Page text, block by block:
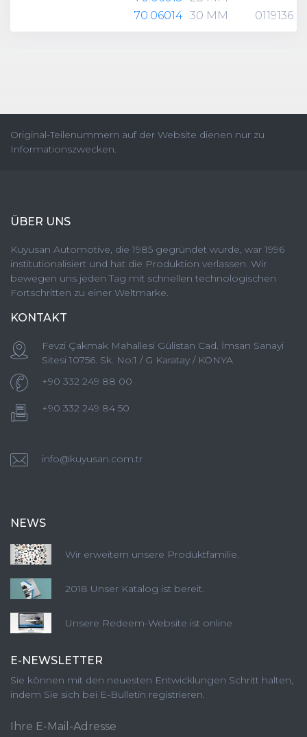
70.06014 30 MM 0119136
Original-Teilenummern auf der Website dienen nur zu
Informationszwecken.
ÜBER UNS
Kuyusan Automotive, die 1985 gegründet wurde, war 1996
institutionalisiert und hat die Produktion verlassen. Wir
bewegen uns jeden Tag mit schnellen technologischen
Fortschritten zu einer Weltmarke.
KONTAKT
Fevzi Çakmak Mahallesi Gülistan Cad. İmsan Sanayi
Sitesi 10756. Sk. No:1 / G Karatay / KONYA
+90 332 249 88 00
+90 332 249 84 50
info@kuyusan.com.tr
NEWS
Wir erweitern unsere Produktfamilie.
2018 Unser Katalog ist bereit.
Unsere Redeem-Website ist online
E-NEWSLETTER
Sie können mit den neuesten Entwicklungen Schritt halten,
indem Sie sich bei E-Bulletin registrieren.